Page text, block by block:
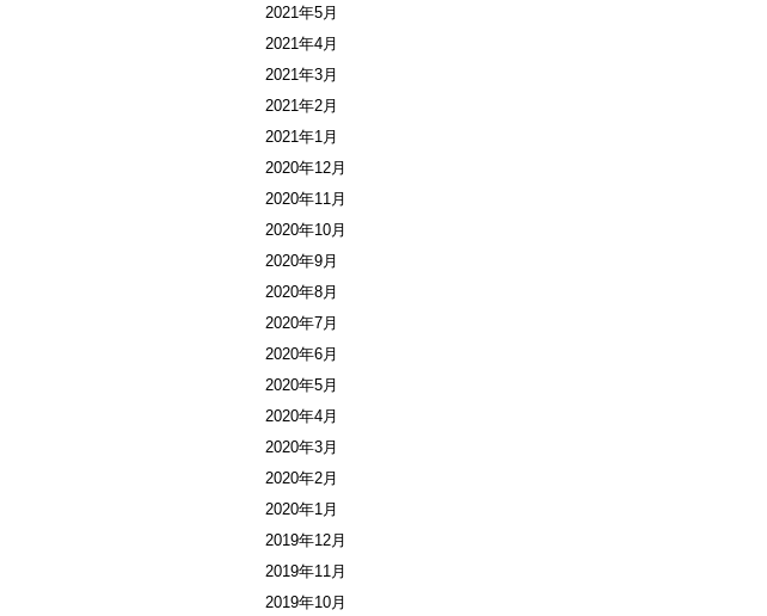
2021年5月
2021年4月
2021年3月
2021年2月
2021年1月
2020年12月
2020年11月
2020年10月
2020年9月
2020年8月
2020年7月
2020年6月
2020年5月
2020年4月
2020年3月
2020年2月
2020年1月
2019年12月
2019年11月
2019年10月